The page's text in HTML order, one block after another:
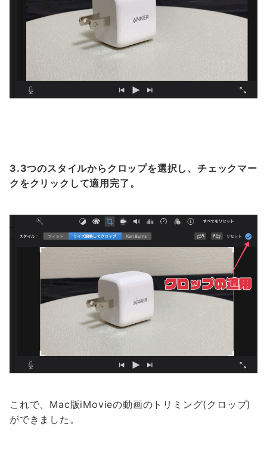
3.3つのスタイルからクロップを選択し、チェックマー
クをクリックして適用完了。
これで、Mac版iMovieの動画のトリミング(クロップ)
ができました。